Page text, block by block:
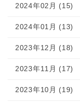
2024年02月 (15)
2024年01月 (13)
2023年12月 (18)
2023年11月 (17)
2023年10月 (19)